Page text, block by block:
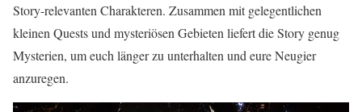
Story-relevanten Charakteren. Zusammen mit gelegentlichen
kleinen Quests und mysteriösen Gebieten liefert die Story genug
Mysterien, um euch länger zu unterhalten und eure Neugier
anzuregen.